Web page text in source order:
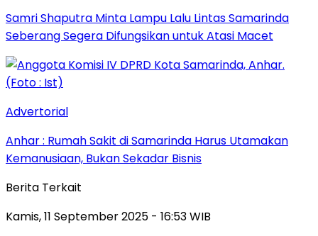
Samri Shaputra Minta Lampu Lalu Lintas Samarinda
Seberang Segera Difungsikan untuk Atasi Macet
Advertorial
Anhar : Rumah Sakit di Samarinda Harus Utamakan
Kemanusiaan, Bukan Sekadar Bisnis
Berita Terkait
Kamis, 11 September 2025 - 16:53 WIB